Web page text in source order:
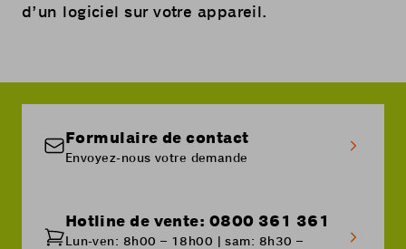
d’un logiciel sur votre appareil.
Formulaire de contact
Envoyez-nous votre demande
Hotline de vente: 0800 361 361
Lun-ven: 8h00 – 18h00 | sam: 8h30 –